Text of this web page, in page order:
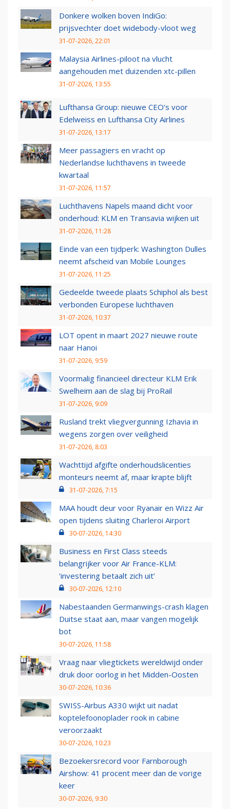
Donkere wolken boven IndiGo:
prijsvechter doet widebody-vloot weg
31-07-2026, 22:01
Malaysia Airlines-piloot na vlucht
aangehouden met duizenden xtc-pillen
31-07-2026, 13:55
Lufthansa Group: nieuwe CEO’s voor
Edelweiss en Lufthansa City Airlines
31-07-2026, 13:17
Meer passagiers en vracht op
Nederlandse luchthavens in tweede
kwartaal
31-07-2026, 11:57
Luchthavens Napels maand dicht voor
onderhoud: KLM en Transavia wijken uit
31-07-2026, 11:28
Einde van een tijdperk: Washington Dulles
neemt afscheid van Mobile Lounges
31-07-2026, 11:25
Gedeelde tweede plaats Schiphol als best
verbonden Europese luchthaven
31-07-2026, 10:37
LOT opent in maart 2027 nieuwe route
naar Hanoi
31-07-2026, 9:59
Voormalig financieel directeur KLM Erik
Swelheim aan de slag bij ProRail
31-07-2026, 9:09
Rusland trekt vliegvergunning Izhavia in
wegens zorgen over veiligheid
31-07-2026, 8:03
Wachttijd afgifte onderhoudslicenties
monteurs neemt af, maar krapte blijft
31-07-2026, 7:15
MAA houdt deur voor Ryanair en Wizz Air
open tijdens sluiting Charleroi Airport
30-07-2026, 14:30
Business en First Class steeds
belangrijker voor Air France-KLM:
‘investering betaalt zich uit’
30-07-2026, 12:10
Nabestaanden Germanwings-crash klagen
Duitse staat aan, maar vangen mogelijk
bot
30-07-2026, 11:58
Vraag naar vliegtickets wereldwijd onder
druk door oorlog in het Midden-Oosten
30-07-2026, 10:36
SWISS-Airbus A330 wijkt uit nadat
koptelefoonoplader rook in cabine
veroorzaakt
30-07-2026, 10:23
Bezoekersrecord voor Farnborough
Airshow: 41 procent meer dan de vorige
keer
30-07-2026, 9:30